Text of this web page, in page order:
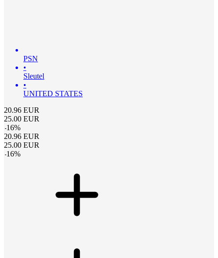
PSN
•
Sleutel
•
UNITED STATES
20.96 EUR
25.00 EUR
-16%
20.96 EUR
25.00 EUR
-16%